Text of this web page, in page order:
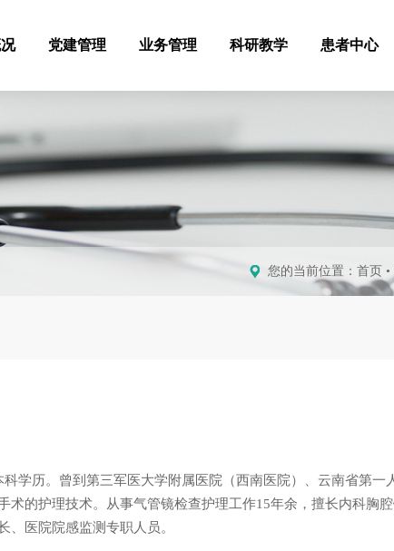
党建管理 业务管理 科研教学 患者中心
您的当前位置： 首页 •
学历。曾到第三军医大学附属医院（西南医院）、云南省第
术的护理技术。从事气管镜检查护理工作15年余，擅长内科胸
、医院院感监测专职人员。